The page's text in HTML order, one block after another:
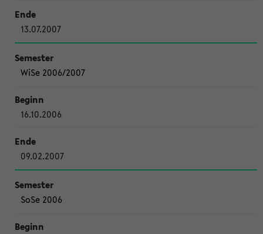
13.07.2007
WiSe 2006/2007
16.10.2006
09.02.2007
SoSe 2006